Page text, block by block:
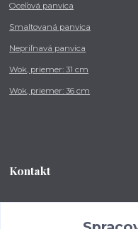
Oceľová panvica
Smaltovaná panvica
Nepriľnavá panvica
Wok, priemer: 31 cm
Wok, priemer: 36 cm
Kontakt
od 8:00 - do 16:00 hod